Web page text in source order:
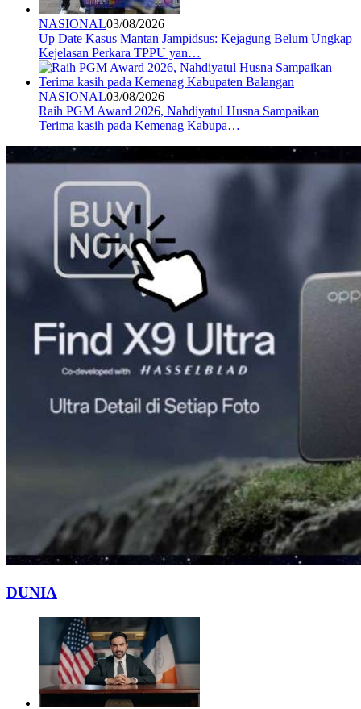
NASIONAL03/08/2026
Up Date Kasus Mantan Jampidsus: Kejagung Belum Ungkap
Kejelasan Perkara TPPU yan…
NASIONAL03/08/2026
Raih PGM Award 2026, Nahdiyatul Husna Sampaikan
Terima kasih pada Kemenag Kabupa…
DUNIA